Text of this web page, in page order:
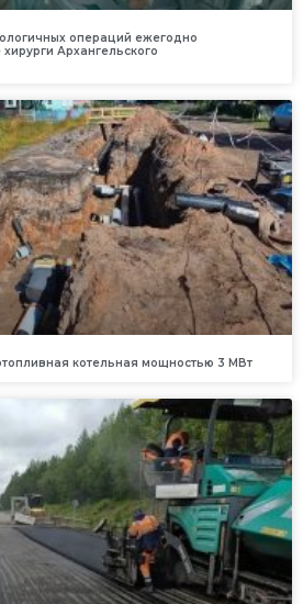
операций ежегодно
Архангельского
котельная мощностью 3 МВт